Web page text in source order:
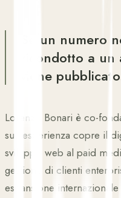
Se un numero
ricondotto a
viene
Lorenzo Bonari è co-
sua esperienza copre il
sviluppo web al paid
gestione di clienti
espansione